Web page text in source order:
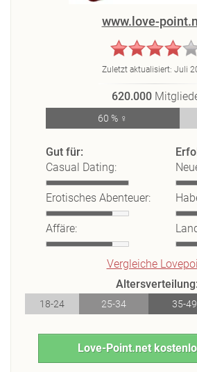
www.love-
Zuletzt aktualisiert: Juli
620.000
60 % ♀
Gut für:
Casual Dating:
Erotisches Abenteuer:
Affäre:
Vergleiche
Altersverteilung:
18-24 25-34 35-49
Love-Point.net